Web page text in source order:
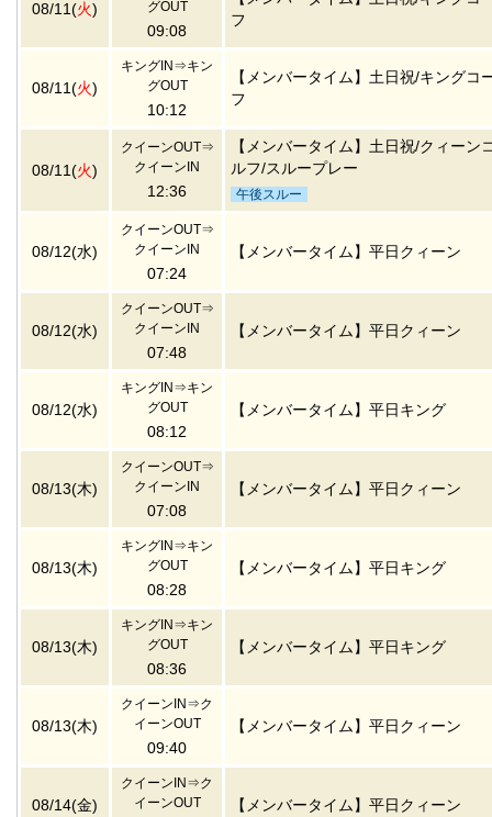
08/11(火)
グOUT
09:08
フ
08/11(火)
キングIN⇒キン
グOUT
10:12
【メンバータイム】土日祝/キングコ
フ
08/11(火)
クイーンOUT⇒
クイーンIN
12:36
【メンバータイム】土日祝/クィーン
ルフ/スループレー
午後スルー
08/12(水)
クイーンOUT⇒
クイーンIN
07:24
【メンバータイム】平日クィーン
08/12(水)
クイーンOUT⇒
クイーンIN
07:48
【メンバータイム】平日クィーン
08/12(水)
キングIN⇒キン
グOUT
08:12
【メンバータイム】平日キング
08/13(木)
クイーンOUT⇒
クイーンIN
07:08
【メンバータイム】平日クィーン
08/13(木)
キングIN⇒キン
グOUT
08:28
【メンバータイム】平日キング
08/13(木)
キングIN⇒キン
グOUT
08:36
【メンバータイム】平日キング
08/13(木)
クイーンIN⇒ク
イーンOUT
09:40
【メンバータイム】平日クィーン
08/14(金)
クイーンIN⇒ク
イーンOUT
【メンバータイム】平日クィーン